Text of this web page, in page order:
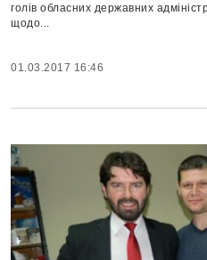
голів обласних державних
щодо...
01.03.2017 16:46